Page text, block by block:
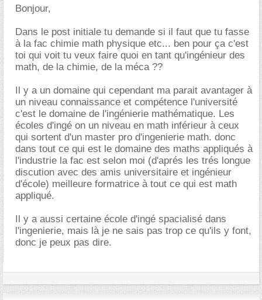
Bonjour,
Dans le post initiale tu demande si il faut que tu fasse
à la fac chimie math physique etc... ben pour ça c'est
toi qui voit tu veux faire quoi en tant qu'ingénieur des
math, de la chimie, de la méca ??
Il y a un domaine qui cependant ma parait avantager à
un niveau connaissance et compétence l'université
c'est le domaine de l'ingénierie mathématique. Les
écoles d'ingé on un niveau en math inférieur à ceux
qui sortent d'un master pro d'ingenierie math. donc
dans tout ce qui est le domaine des maths appliqués à
l'industrie la fac est selon moi (d'aprés les trés longue
discution avec des amis universitaire et ingénieur
d'école) meilleure formatrice à tout ce qui est math
appliqué.
Il y a aussi certaine école d'ingé spacialisé dans
l'ingenierie, mais là je ne sais pas trop ce qu'ils y font,
donc je peux pas dire.